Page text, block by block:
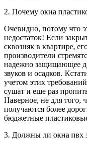
2. Почему окна
Очевидно, потому что
недостаток! Если
сквозняк в квартире,
производители
надежно защищающее
звуков и осадков.
учетом этих
сушат и еще раз
Наверное, не для
получаются более
бюджетные
3. Должны ли окна пвх